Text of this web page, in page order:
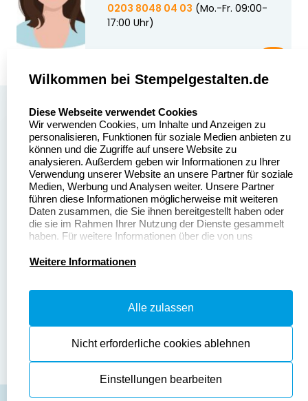
0203 8048 04 03 (Mo.-Fr. 09:00-
17:00 Uhr)
Stempelgestalten.de
Asterlager Straße 97
47228 Duisburg
Deutschland
Über uns
Sitemap
Alle
Stempelinformationen
Dateivorgaben
Fragen & Antworten
Datenschutzerklärung
Widerrufsrecht
Zahlung & Versand
Widerruf & Rückgabe
Disclaimer
Wilkommen bei Stempelgestalten.de
Diese Webseite verwendet Cookies
Wir verwenden Cookies, um Inhalte und Anzeigen zu
personalisieren, Funktionen für soziale Medien anbieten zu
können und die Zugriffe auf unsere Website zu
analysieren. Außerdem geben wir Informationen zu Ihrer
Verwendung unserer Website an unsere Partner für soziale
Medien, Werbung und Analysen weiter. Unsere Partner
führen diese Informationen möglicherweise mit weiteren
Daten zusammen, die Sie ihnen bereitgestellt haben oder
die sie im Rahmen Ihrer Nutzung der Dienste gesammelt
haben. Für weitere Informationen über die von uns
Datenschutzerklärung.
Weitere Informationen
Alle zulassen
Nicht erforderliche cookies ablehnen
Einstellungen bearbeiten